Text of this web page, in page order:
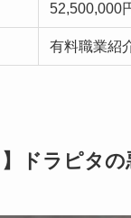
52,500,000
有料職業紹
】ドラピタ